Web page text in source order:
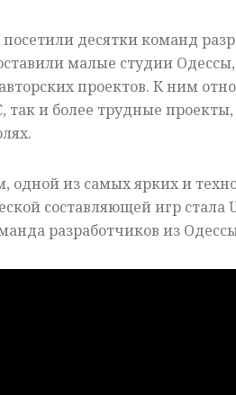
десятки команд
малые студии
проектов. К ним
и более трудные
одной из самых ярких и
составляющей игр стала
разработчиков из